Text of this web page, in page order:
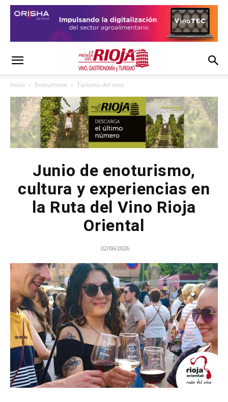
Inicio Enoturismo Turismo del vino
Junio de enoturismo,
cultura y experiencias en
la Ruta del Vino Rioja
Oriental
02/06/2026